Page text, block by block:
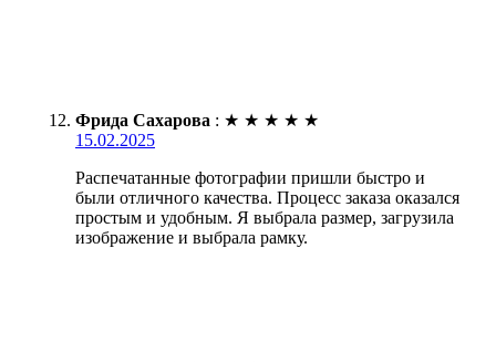
Фрида Сахарова : ★ ★ ★ ★ ★
15.02.2025
Распечатанные фотографии пришли быстро и
были отличного качества. Процесс заказа оказался
простым и удобным. Я выбрала размер, загрузила
изображение и выбрала рамку.